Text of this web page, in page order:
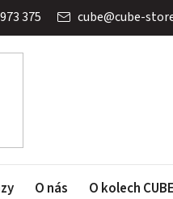
cube@cube-
375
O nás O kolech CUBE